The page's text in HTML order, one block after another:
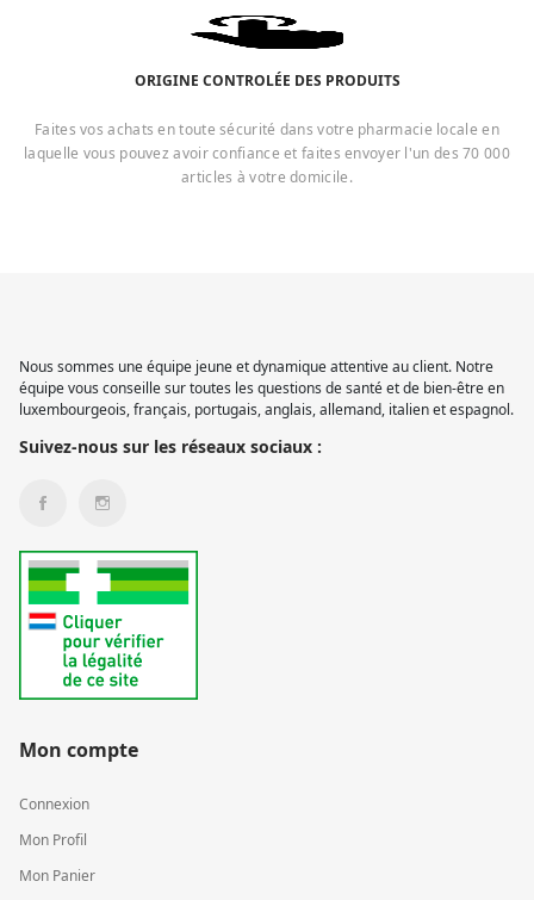
ORIGINE CONTROLÉE DES PRODUITS
Faites vos achats en toute sécurité dans votre pharmacie locale en
laquelle vous pouvez avoir confiance et faites envoyer l'un des 70 000
articles à votre domicile.
Nous sommes une équipe jeune et dynamique attentive au client. Notre
équipe vous conseille sur toutes les questions de santé et de bien-être en
luxembourgeois, français, portugais, anglais, allemand, italien et espagnol.
Suivez-nous sur les réseaux sociaux :
Mon compte
Connexion
Mon Profil
Mon Panier